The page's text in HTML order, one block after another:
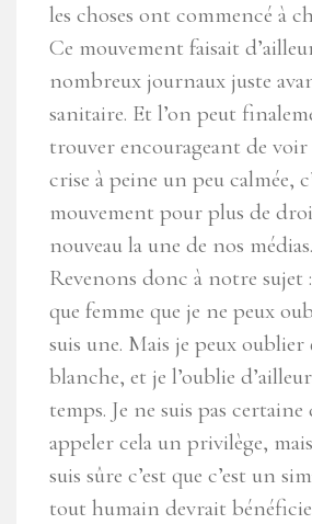
les choses ont commencé à
Ce mouvement faisait
nombreux journaux juste
sanitaire. Et l’on peut
trouver encourageant de voir
crise à peine un peu calmée,
mouvement pour plus de
nouveau la une de nos médias.
Revenons donc à notre sujet
que femme que je ne peux
suis une. Mais je peux oublier
blanche, et je l’oublie
temps. Je ne suis pas
appeler cela un privilège,
suis sûre c’est que c’est un
tout humain devrait